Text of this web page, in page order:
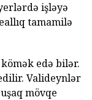
işləyə
tamamilə
edə bilər.
Valideynlər
mövqe